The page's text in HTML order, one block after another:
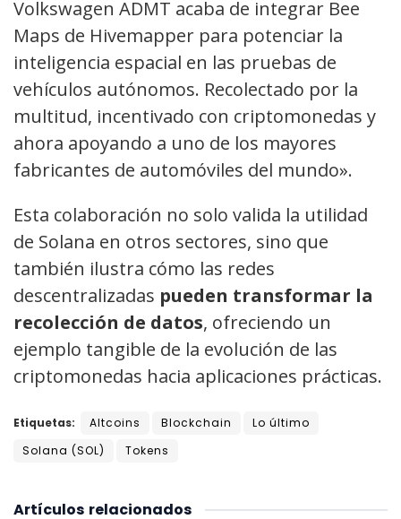
Volkswagen ADMT acaba de integrar Bee
Maps de Hivemapper para potenciar la
inteligencia espacial en las pruebas de
vehículos autónomos. Recolectado por la
multitud, incentivado con criptomonedas y
ahora apoyando a uno de los mayores
fabricantes de automóviles del mundo».
Esta colaboración no solo valida la utilidad
de Solana en otros sectores, sino que
también ilustra cómo las redes
descentralizadas pueden transformar la
recolección de datos, ofreciendo un
ejemplo tangible de la evolución de las
criptomonedas hacia aplicaciones prácticas.
Etiquetas: Altcoins Blockchain
Lo último
Solana (SOL)
Tokens
relacionados
Artículos